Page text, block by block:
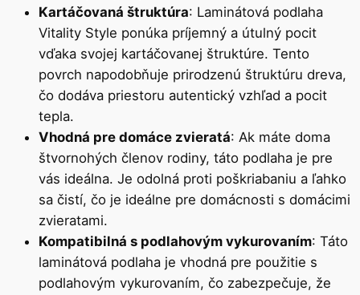
Kartáčovaná štruktúra: Laminátová podlaha
Vitality Style ponúka príjemný a útulný pocit
vďaka svojej kartáčovanej štruktúre. Tento
povrch napodobňuje prirodzenú štruktúru dreva,
čo dodáva priestoru autentický vzhľad a pocit
tepla.
Vhodná pre domáce zvieratá: Ak máte doma
štvornohých členov rodiny, táto podlaha je pre
vás ideálna. Je odolná proti poškriabaniu a ľahko
sa čistí, čo je ideálne pre domácnosti s domácimi
zvieratami.
Kompatibilná s podlahovým vykurovaním: Táto
laminátová podlaha je vhodná pre použitie s
podlahovým vykurovaním, čo zabezpečuje, že